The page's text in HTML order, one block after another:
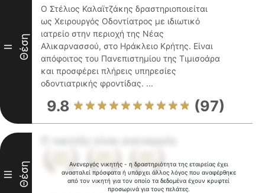
II Θέση
Ο Στέλιος Καλαϊτζάκης δραστηριοποιείται
ως Χειρουργός Οδοντίατρος με ιδιωτικό
ιατρείο στην περιοχή της Νέας
Αλικαρνασσού, στο Ηράκλειο Κρήτης. Είναι
απόφοιτος του Πανεπιστημίου της Τιμισοάρα
και προσφέρει πλήρεις υπηρεσίες
οδοντιατρικής φροντίδας. ...
9.8 (97)
Ανενεργός νικητής - η δραστηριότητα της εταιρείας έχει
ανασταλεί πρόσφατα ή υπάρχει άλλος λόγος που αναφέρθηκε
από τον νικητή για τον οποίο τα δεδομένα έχουν κρυφτεί
προσωρινά για τους πελάτες.
III Θέση